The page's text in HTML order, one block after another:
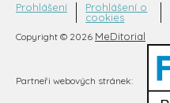
Copyright © 2026 MeDitorial
Prohlášení
Prohlášení o
cookies
Partneři webových stránek: